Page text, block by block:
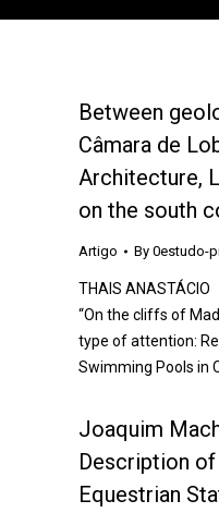
Between
Câmara de
Architecture,
on the south
Artigo By 0estudo-
THAIS ANASTÁCIO
“On the cliffs of
type of attention:
Swimming Pools in
Joaquim
Description
Equestrian